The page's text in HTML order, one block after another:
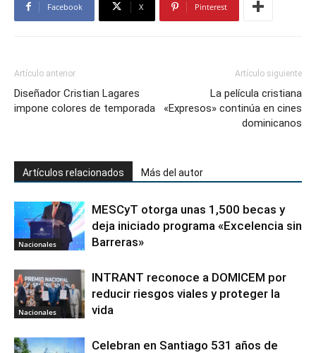
Facebook X Pinterest
Artículo anterior
Diseñador Cristian Lagares
impone colores de temporada
Artículo siguiente
La película cristiana
«Expresos» continúa en cines
dominicanos
Artículos relacionados Más del autor
Nacionales
MESCyT otorga unas 1,500 becas y
deja iniciado programa «Excelencia sin
Barreras»
Nacionales
INTRANT reconoce a DOMICEM por
reducir riesgos viales y proteger la
vida
Celebran en Santiago 531 años de